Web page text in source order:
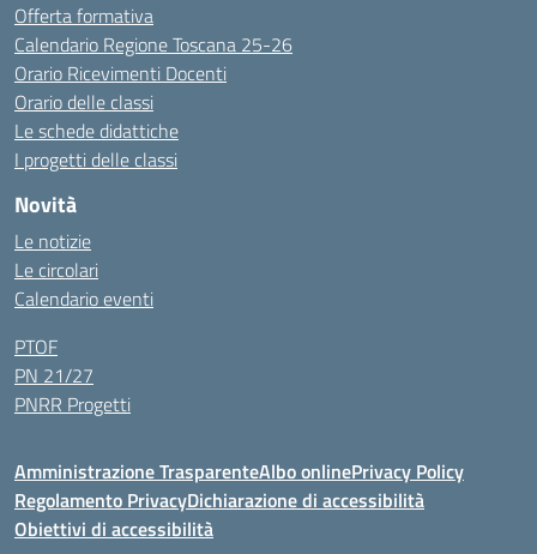
Offerta formativa
Calendario Regione Toscana 25-26
Orario Ricevimenti Docenti
Orario delle classi
Le schede didattiche
I progetti delle classi
Novità
Le notizie
Le circolari
Calendario eventi
PTOF
PN 21/27
PNRR Progetti
Amministrazione TrasparenteAlbo onlinePrivacy Policy
Regolamento PrivacyDichiarazione di accessibilità
Obiettivi di accessibilità